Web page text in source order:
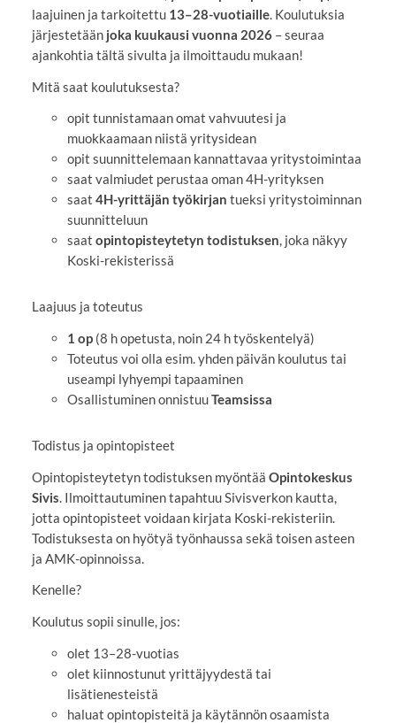
laajuinen ja tarkoitettu 13–28-vuotiaille. Koulutuksia
järjestetään joka kuukausi vuonna 2026– seuraa
ajankohtia tältä sivulta ja ilmoittaudu mukaan!
Mitä saat koulutuksesta?
opit tunnistamaan omat vahvuutesi ja
muokkaamaan niistä yritysidean
opit suunnittelemaan kannattavaa yritystoimintaa
saat valmiudet perustaa oman 4H-yrityksen
saat 4H-yrittäjän työkirjan tueksi yritystoiminnan
suunnitteluun
saat opintopisteytetyn todistuksen, joka näkyy
Koski-rekisterissä
Laajuus ja toteutus
1 op(8 h opetusta, noin 24 h työskentelyä)
Toteutus voi olla esim. yhden päivän koulutus tai
useampi lyhyempi tapaaminen
Osallistuminen onnistuuTeamsissa
Todistus ja opintopisteet
Opintopisteytetyn todistuksen myöntää Opintokeskus
Sivis . Ilmoittautuminen tapahtuu Sivisverkon kautta,
jotta opintopisteet voidaan kirjata Koski-rekisteriin.
Todistuksesta on hyötyä työnhaussa sekä toisen asteen
ja AMK-opinnoissa.
Kenelle?
Koulutus sopii sinulle, jos:
olet 13–28-vuotias
olet kiinnostunut yrittäjyydestä tai
lisätienesteistä
haluat opintopisteitä ja käytännön osaamista